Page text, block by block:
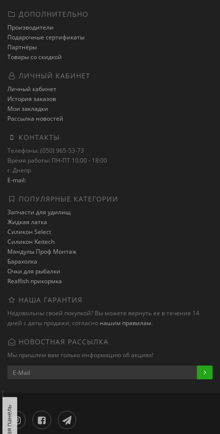
ДОПОЛНИТЕЛЬНО
Производители
Подарочные сертификаты
Партнёры
Товары со скидкой
ЛИЧНЫЙ КАБИНЕТ
Личный кабинет
История заказов
Мои закладки
Рассылка новостей
КОНТАКТЫ
Телефоны: (050) 965-53-73
Время работы: ПН-ПТ 10:00 - 18:00
г. Днепр
E-mail:
ПОПУЛЯРНЫЕ КАТЕГОРИИ
Запчасти для удилищ
Жидкая латка
Силикон Select
Силикон Keitech
Мандулы Проф Монтаж
Барахолка
Очки для рыбалки
Realfish прикормка
НАША ГАРАНТИЯ
Недовольны своей покупкой? Вы можете вернуть ее в течение 14
дней с даты продажи, согласно нашим правилам.
НОВОСТНАЯ РАССЫЛКА
Мы пришлем вам только информацию об акциях!